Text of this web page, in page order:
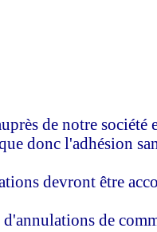
emporte
sans réserve
être accordées
commandes